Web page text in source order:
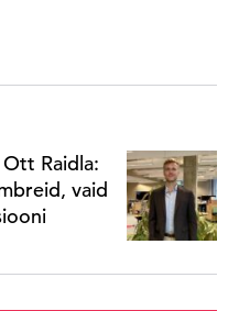
Raidla:
vaid